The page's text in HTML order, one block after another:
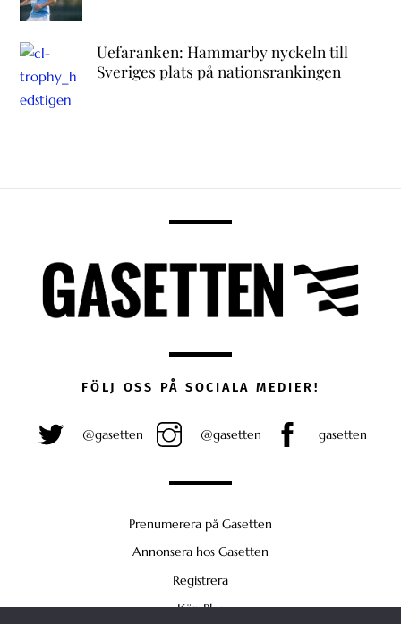
Uefaranken: Hammarby nyckeln till
Sveriges plats på nationsrankingen
FÖLJ OSS PÅ SOCIALA MEDIER!
@gasetten @gasetten gasetten
Prenumerera på Gasetten
Annonsera hos Gasetten
Registrera
Köp Plus